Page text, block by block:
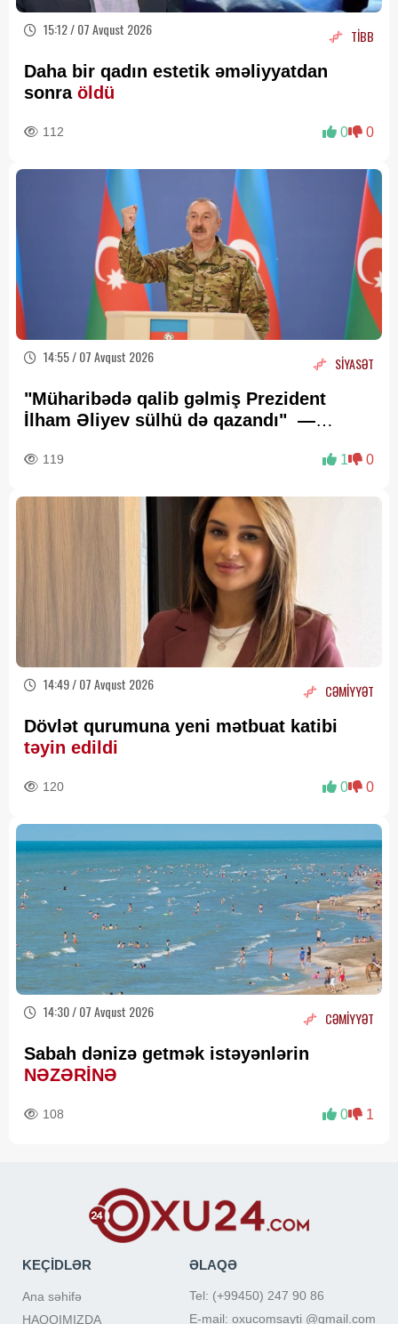
15:12 / 07 Avqust 2026 TİBB
Daha bir qadın estetik əməliyyatdan
sonra öldü
112 0 0
14:55 / 07 Avqust 2026 SİYASƏT
"Müharibədə qalib gəlmiş Prezident
İlham Əliyev sülhü də qazandı" —
119 1 0
14:49 / 07 Avqust 2026 CƏMİYYƏT
Dövlət qurumuna yeni mətbuat katibi
təyin edildi
120 0 0
14:30 / 07 Avqust 2026 CƏMİYYƏT
Sabah dənizə getmək istəyənlərin
NƏZƏRİNƏ
108 0 1
KEÇİDLƏR
Ana səhifə
HAQQIMIZDA
ƏLAQƏ
Tel: (+99450) 247 90 86
E-mail: oxucomsayti @gmail.com